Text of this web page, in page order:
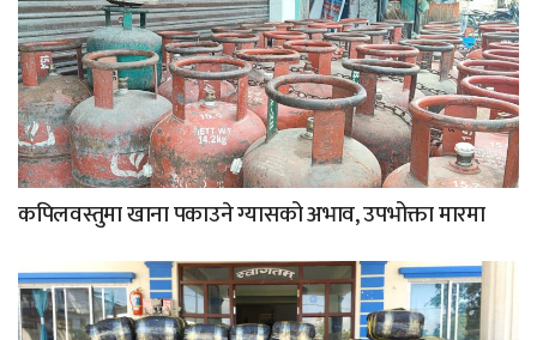
कपिलवस्तुमा खाना पकाउने ग्यासको अभाव, उपभोक्ता मारमा